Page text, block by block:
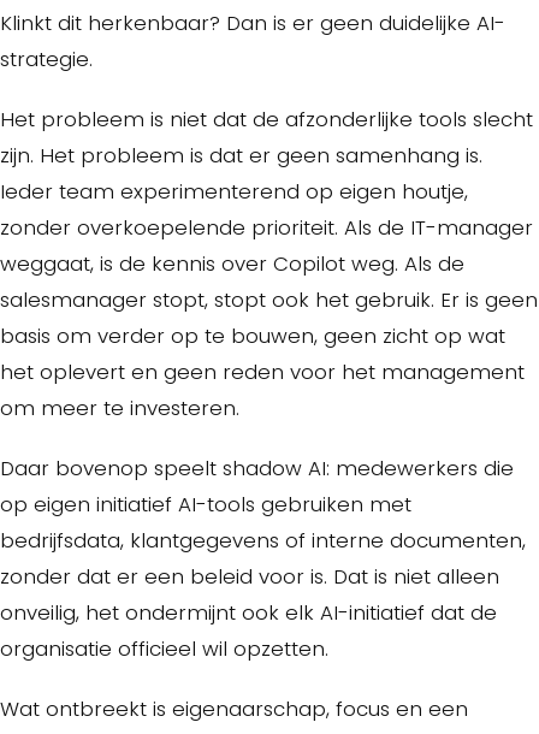
Klinkt dit herkenbaar? Dan is er geen duidelijke AI-
strategie.
Het probleem is niet dat de afzonderlijke tools slecht
zijn. Het probleem is dat er geen samenhang is.
Ieder team experimenterend op eigen houtje,
zonder overkoepelende prioriteit. Als de IT-manager
weggaat, is de kennis over Copilot weg. Als de
salesmanager stopt, stopt ook het gebruik. Er is geen
basis om verder op te bouwen, geen zicht op wat
het oplevert en geen reden voor het management
om meer te investeren.
Daar bovenop speelt shadow AI: medewerkers die
op eigen initiatief AI-tools gebruiken met
bedrijfsdata, klantgegevens of interne documenten,
zonder dat er een beleid voor is. Dat is niet alleen
onveilig, het ondermijnt ook elk AI-initiatief dat de
organisatie officieel wil opzetten.
Wat ontbreekt is eigenaarschap, focus en een